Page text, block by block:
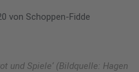
von Schoppen-Fidde
und Spiele‘ (Bildquelle: Hagen